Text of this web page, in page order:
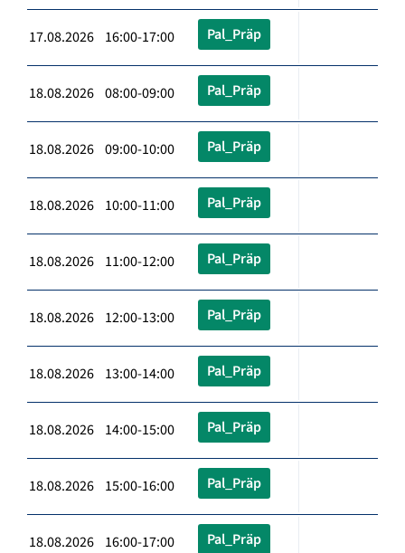
17.08.2026 16:00-17:00 Pal_Präp
18.08.2026 08:00-09:00 Pal_Präp
18.08.2026 09:00-10:00 Pal_Präp
18.08.2026 10:00-11:00 Pal_Präp
18.08.2026 11:00-12:00 Pal_Präp
18.08.2026 12:00-13:00 Pal_Präp
18.08.2026 13:00-14:00 Pal_Präp
18.08.2026 14:00-15:00 Pal_Präp
18.08.2026 15:00-16:00 Pal_Präp
18.08.2026 16:00-17:00 Pal_Präp